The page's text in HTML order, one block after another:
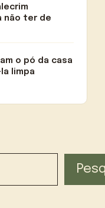
não ter de
o pó da casa
limpa